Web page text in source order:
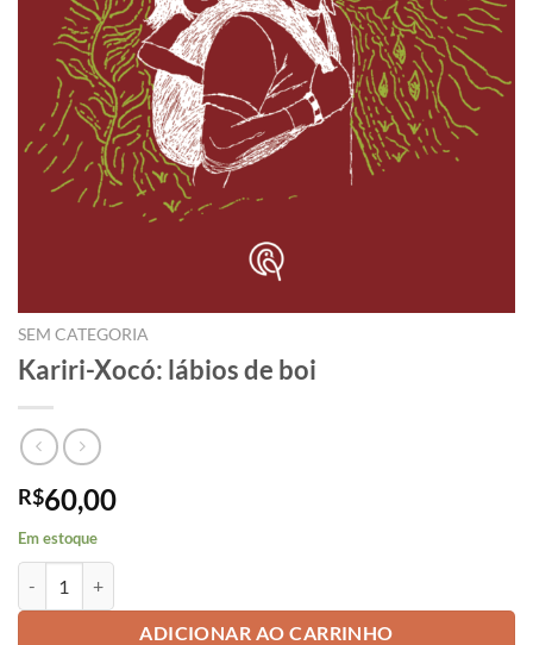
SEM CATEGORIA
Kariri-Xocó: lábios de boi
R$60,00
Em estoque
ADICIONAR AO CARRINHO